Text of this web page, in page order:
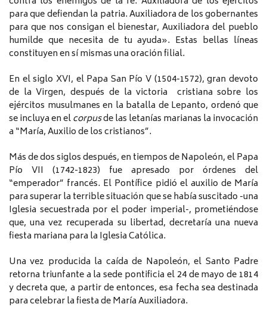
para que defiendan la patria. Auxiliadora de los gobernantes
para que nos consigan el bienestar, Auxiliadora del pueblo
humilde que necesita de tu ayuda». Estas bellas líneas
constituyen en sí mismas una oración filial.
En el siglo XVI, el Papa San Pío V (1504-1572), gran devoto
de la Virgen, después de la victoria cristiana sobre los
ejércitos musulmanes en la batalla de Lepanto, ordenó que
se incluya en elcorpusde las letanías marianas la invocación
a “María, Auxilio de los cristianos”.
Más de dos siglos después, en tiempos de Napoleón, el Papa
Pío VII (1742-1823) fue apresado por órdenes del
“emperador” francés. El Pontífice pidió el auxilio de María
para superar la terrible situación que se había suscitado -una
Iglesia secuestrada por el poder imperial-, prometiéndose
que, una vez recuperada su libertad, decretaría una nueva
fiesta mariana para la Iglesia Católica.
Una vez producida la caída de Napoleón, el Santo Padre
retorna triunfante a la sede pontificia el 24 de mayo de 1814
y decreta que, a partir de entonces, esa fecha sea destinada
para celebrar la fiesta de María Auxiliadora.